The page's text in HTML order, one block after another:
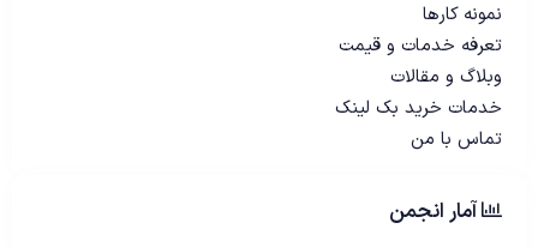
نمونه کارها
تعرفه خدمات و قیمت
وبلاگ و مقالات
خدمات خرید بک لینک
تماس با من
آمار انجمن